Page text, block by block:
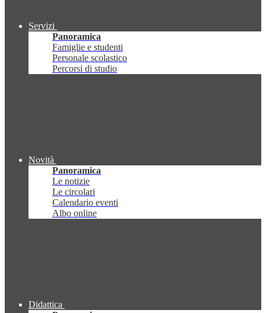
Servizi
Panoramica
Famiglie e studenti
Personale scolastico
Percorsi di studio
Novità
Panoramica
Le notizie
Le circolari
Calendario eventi
Albo online
Didattica